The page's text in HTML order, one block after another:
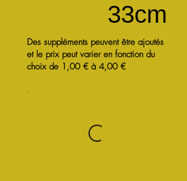
33cm
Des suppléments peuvent être ajoutés
et le prix peut varier en fonction du
choix de 1,00 € à 4,00 €